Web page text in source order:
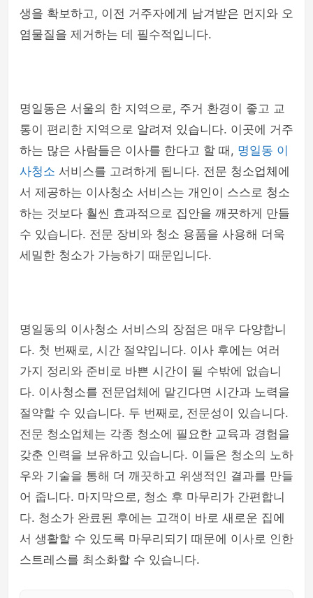
생을 확보하고, 이전 거주자에게 남겨받은 먼지와 오
염물질을 제거하는 데 필수적입니다.
명일동은 서울의 한 지역으로, 주거 환경이 좋고 교
통이 편리한 지역으로 알려져 있습니다. 이곳에 거주
하는 많은 사람들은 이사를 한다고 할 때, 명일동 이
사청소 서비스를 고려하게 됩니다. 전문 청소업체에
서 제공하는 이사청소 서비스는 개인이 스스로 청소
하는 것보다 훨씬 효과적으로 집안을 깨끗하게 만들
수 있습니다. 전문 장비와 청소 용품을 사용해 더욱
세밀한 청소가 가능하기 때문입니다.
명일동의 이사청소 서비스의 장점은 매우 다양합니
다. 첫 번째로, 시간 절약입니다. 이사 후에는 여러
가지 정리와 준비로 바쁜 시간이 될 수밖에 없습니
다. 이사청소를 전문업체에 맡긴다면 시간과 노력을
절약할 수 있습니다. 두 번째로, 전문성이 있습니다.
전문 청소업체는 각종 청소에 필요한 교육과 경험을
갖춘 인력을 보유하고 있습니다. 이들은 청소의 노하
우와 기술을 통해 더 깨끗하고 위생적인 결과를 만들
어 줍니다. 마지막으로, 청소 후 마무리가 간편합니
다. 청소가 완료된 후에는 고객이 바로 새로운 집에
서 생활할 수 있도록 마무리되기 때문에 이사로 인한
스트레스를 최소화할 수 있습니다.